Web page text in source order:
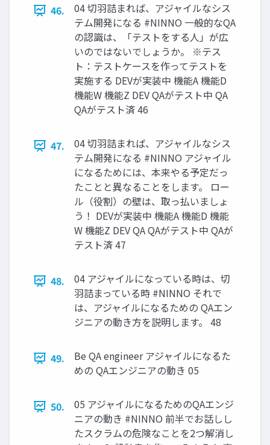
46.
04 切羽詰まれば、アジャイルなシス
テム開発になる #NINNO 一般的なQA
の認識は、「テストをする人」が広
いのではないでしょうか。 ※テス
ト：テストケースを作ってテストを
実施する DEVが実装中 機能A 機能D
機能W 機能Z DEV QAがテスト中 QA
QAがテスト済 46
47.
04 切羽詰まれば、アジャイルなシス
テム開発になる #NINNO アジャイル
になるためには、本来やる予定だっ
たことと異なることをします。 ロー
ル（役割）の壁は、取っ払いましょ
う！ DEVが実装中 機能A 機能D 機能
W 機能Z DEV QA QAがテスト中 QAが
テスト済 47
48.
04 アジャイルになっている時は、切
羽詰まっている時 #NINNO それで
は、アジャイルになるための QAエン
ジニアの動き方を説明します。 48
49.
Be QA engineer アジャイルになるた
めの QAエンジニアの動き 05
50.
05 アジャイルになるためのQAエンジ
ニアの動き #NINNO 前半でお話しし
たスクラムの危険なことを2つ解消し